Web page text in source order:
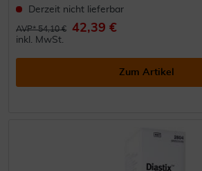
Derzeit nicht lieferbar
AVP* 54,10 € 42,39 €
inkl. MwSt.
Zum Artikel